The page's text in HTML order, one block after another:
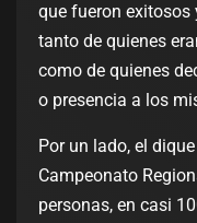
que fueron
tanto de quienes
como de quienes
o presencia a los
Por un lado, el
Campeonato
personas, en casi